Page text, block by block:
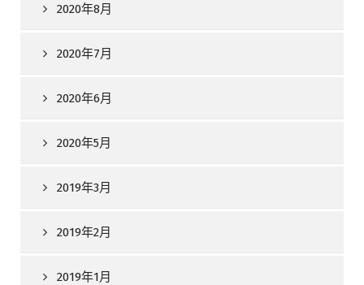
2020年8月
2020年7月
2020年6月
2020年5月
2019年3月
2019年2月
2019年1月